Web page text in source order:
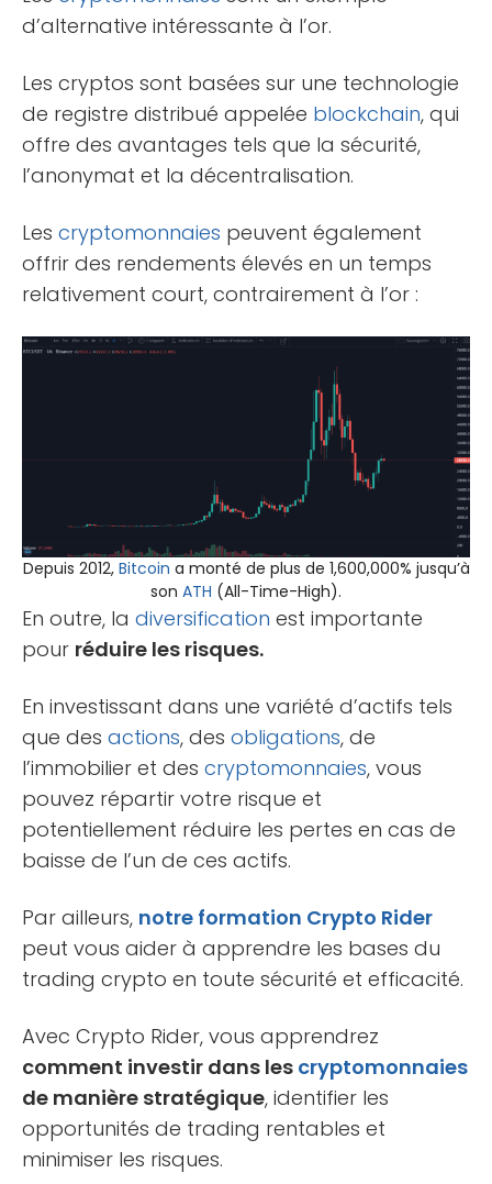
d’alternative intéressante à l’or.
Les cryptos sont basées sur une technologie
de registre distribué appelée blockchain, qui
offre des avantages tels que la sécurité,
l’anonymat et la décentralisation.
Les cryptomonnaies peuvent également
offrir des rendements élevés en un temps
relativement court, contrairement à l’or :
Depuis 2012, Bitcoin a monté de plus de 1,600,000% jusqu’à
son ATH (All-Time-High).
En outre, la diversification est importante
pour réduire les risques.
En investissant dans une variété d’actifs tels
que des actions, des obligations, de
l’immobilier et des cryptomonnaies, vous
pouvez répartir votre risque et
potentiellement réduire les pertes en cas de
baisse de l’un de ces actifs.
Par ailleurs, notre formation Crypto Rider
peut vous aider à apprendre les bases du
trading crypto en toute sécurité et efficacité.
Avec Crypto Rider, vous apprendrez
comment investir dans les cryptomonnaies
de manière stratégique, identifier les
opportunités de trading rentables et
minimiser les risques.